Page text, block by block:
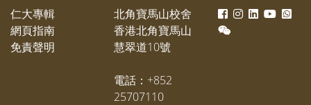
仁大專輯
網頁指南
免責聲明
北角寶馬山校舍
香港北角寶馬山
慧翠道10號
電話：+852
25707110